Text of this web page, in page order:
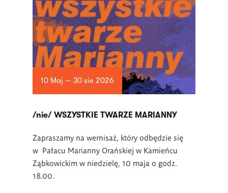
10 Maj — 30 sie 2026
/nie/ WSZYSTKIE TWARZE MARIANNY
Zapraszamy na wernisaż, który odbędzie się
w Pałacu Marianny Orańskiej w Kamieńcu
Ząbkowickim w niedzielę, 10 maja o godz.
18.00.